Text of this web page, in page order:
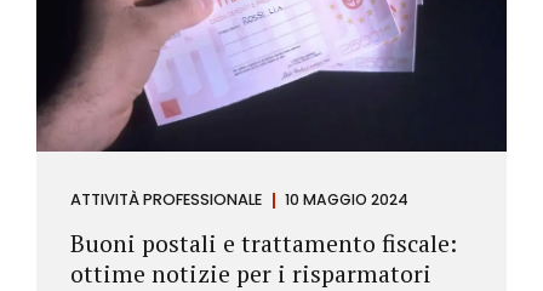
ATTIVITÀ PROFESSIONALE 10 MAGGIO 2024
Buoni postali e trattamento fiscale:
ottime notizie per i risparmatori